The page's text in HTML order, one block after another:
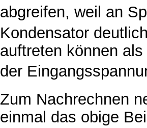
abgreifen, weil an
Kondensator
auftreten können als
der
Zum Nachrechnen
einmal das obige